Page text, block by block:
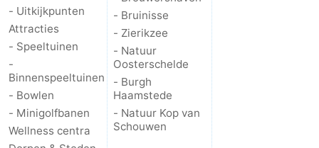
- Uitkijkpunten
Attracties
- Speeltuinen
-
Binnenspeeltuinen
- Bowlen
- Minigolfbanen
Wellness centra
- Bruinisse
- Zierikzee
- Natuur
Oosterschelde
- Burgh
Haamstede
- Natuur Kop van
Schouwen